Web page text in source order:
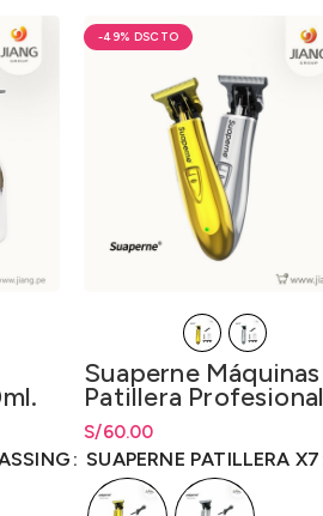
-49%
Suaperne Máquinas
Patillera Profesional
X7
S/60.00
Rango de precios: desde
S/ 60.00hastaS/60.00
SUAPERNE PATILLERA X7